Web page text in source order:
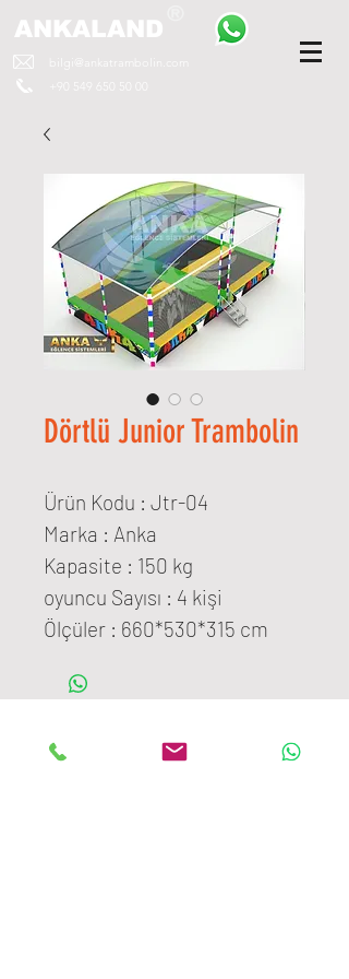
ANKALAND
bilgi@ankatrambolin.com
Dörtlü Junior Trambolin
Ürün Kodu : Jtr-04
Marka : Anka
Kapasite : 150 kg
oyuncu Sayısı : 4 kişi
Ölçüler : 660*530*315 cm